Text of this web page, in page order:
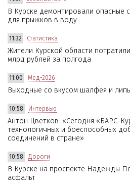
В Курске демонтировали опасные
для прыжков в воду
11:32 Статистика
Жители Курской области
млрд рублей за полгода
11:00 Мёд-2026
Выходные со вкусом шалфея и
10:58 Интервью
Антон Цветков: «Сегодня «БАРС-
технологичных и боеспособных
соединений в стране»
10:58 Дороги
В Курске на проспекте Надежды
асфальт